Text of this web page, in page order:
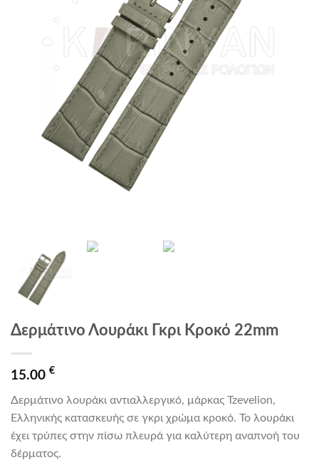
Δερμάτινο Λουράκι Γκρι Κροκό 22mm
15.00 €
Δερμάτινο λουράκι αντιαλλεργικό, μάρκας Tzevelion,
Ελληνικής κατασκευής σε γκρι χρώμα κροκό. Το λουράκι
έχει τρύπες στην πίσω πλευρά για καλύτερη αναπνοή του
δέρματος.